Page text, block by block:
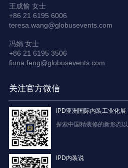
王成愉 女士
+86 21 6195 6006
teresa.wang@globusevents.com
冯娟 女士
+86 21 6195 3506
fiona.feng@globusevents.com
关注官方微信
IPD亚洲国际内装工业化展
探索中国精装修的新形态
IPD内装说